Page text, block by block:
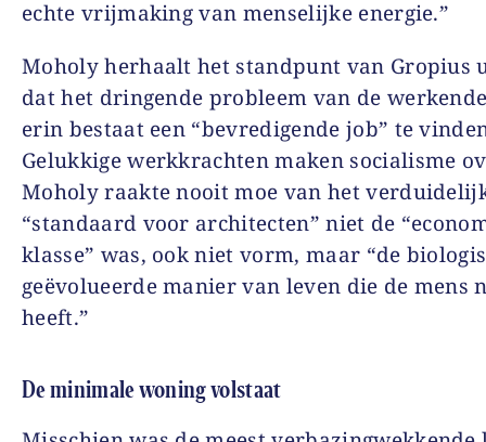
echte vrijmaking van menselijke energie.”
Moholy herhaalt het standpunt van Gropius
dat het dringende probleem van de
erin bestaat een “bevredigende job” te
Gelukkige werkkrachten maken socialisme
Moholy raakte nooit moe van het
“standaard voor architecten” niet de
klasse” was, ook niet vorm, maar “de
geëvolueerde manier van leven die de mens
heeft.”
De minimale woning volstaat